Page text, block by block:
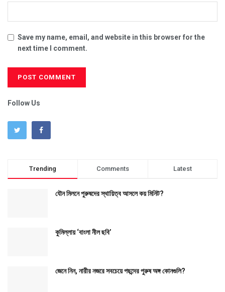
Save my name, email, and website in this browser for the
next time I comment.
Follow Us
Trending Comments Latest
যৌন মিলনে পুরুষদের স্থায়িত্ব আসলে কয় মিনিট?
কুমিল্লায় ‘বাংলা নীল ছবি’
জেনে নিন, নারীর নজরে সবচেয়ে পছন্দের পুরুষ অঙ্গ কোনগুলি?